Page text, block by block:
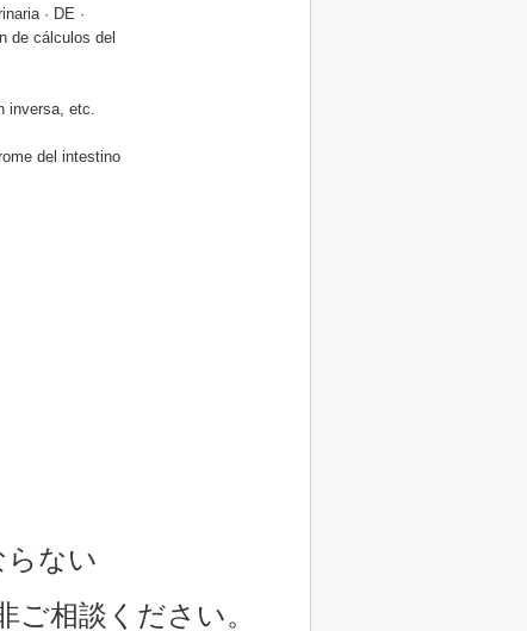
· DE ·
de cálculos del
inversa, etc.
del intestino
らない
ご相談ください。